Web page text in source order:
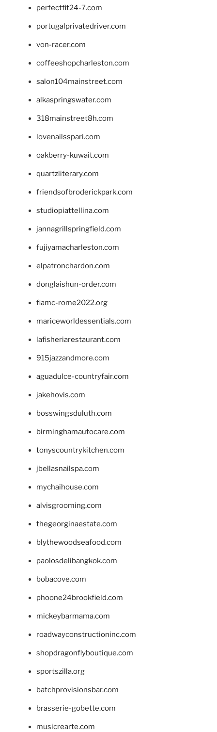
perfectfit24-7.com
portugalprivatedriver.com
von-racer.com
coffeeshopcharleston.com
salon104mainstreet.com
alkaspringswater.com
318mainstreet8h.com
lovenailsspari.com
oakberry-kuwait.com
quartzliterary.com
friendsofbroderickpark.com
studiopiattellina.com
jannagrillspringfield.com
fujiyamacharleston.com
elpatronchardon.com
donglaishun-order.com
fiamc-rome2022.org
mariceworldessentials.com
lafisheriarestaurant.com
915jazzandmore.com
aguadulce-countryfair.com
jakehovis.com
bosswingsduluth.com
birminghamautocare.com
tonyscountrykitchen.com
jbellasnailspa.com
mychaihouse.com
alvisgrooming.com
thegeorginaestate.com
blythewoodseafood.com
paolosdelibangkok.com
bobacove.com
phoone24brookfield.com
mickeybarmama.com
roadwayconstructioninc.com
shopdragonflyboutique.com
sportszilla.org
batchprovisionsbar.com
brasserie-gobette.com
musicrearte.com